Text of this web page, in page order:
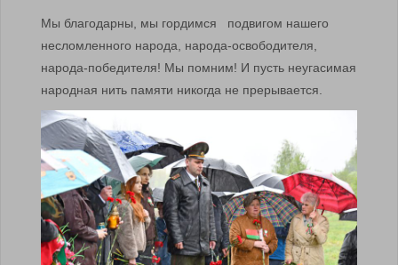
Мы благодарны, мы гордимся подвигом нашего
несломленного народа, народа-освободителя,
народа-победителя! Мы помним! И пусть неугасимая
народная нить памяти никогда не прерывается.